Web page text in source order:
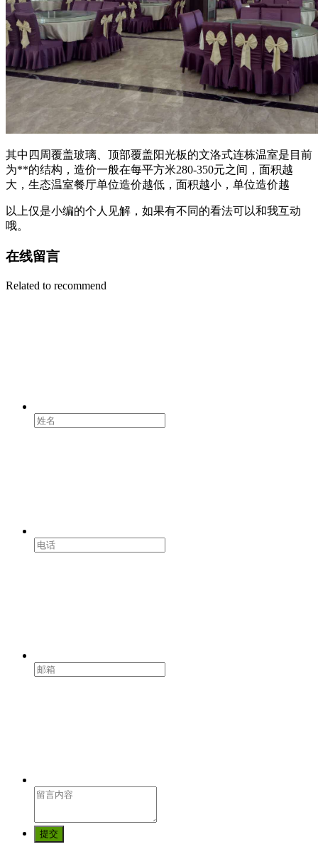
其中四周覆盖玻璃、顶部覆盖阳光板的文洛式连栋温室是目前
为**的结构，造价一般在每平方米280-350元之间，面积越
大，生态温室餐厅单位造价越低，面积越小，单位造价越
以上仅是小编的个人见解，如果有不同的看法可以和我互动
哦。
在线留言
Related to recommend
提交